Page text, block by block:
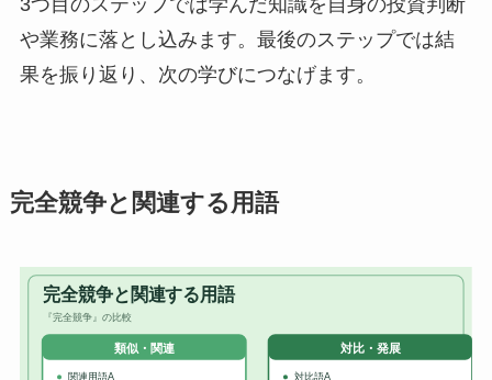
3つ目のステップでは学んだ知識を自身の投資判断
や業務に落とし込みます。最後のステップでは結
果を振り返り、次の学びにつなげます。
完全競争と関連する用語